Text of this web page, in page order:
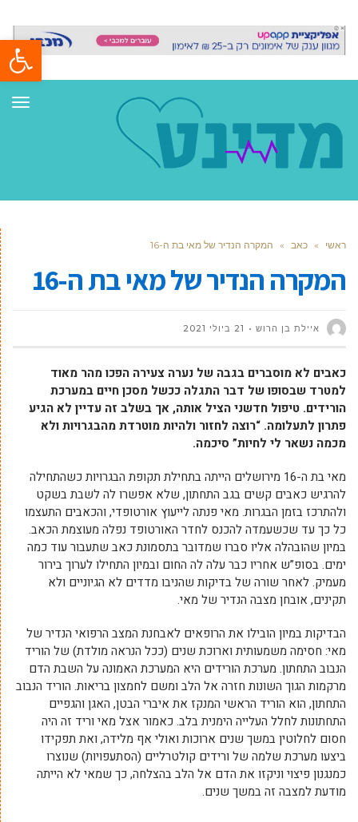
פתח
ראשי » כאב » המקרה הנדיר של מאי בת ה-16
המקרה הנדיר של מאי בת ה-16
איילת בן הרוש 21 ביולי 2021
כאבים לא מוסברים בגבה של נערה צעירה הפכו מהר מאוד
למטרד שבסופו של דבר התגלה ככשל מסכן חיים במערכת
הורידים. טיפול חדשני הציל אותה, אך בשלב זה עדיין לא הגיע
פתרון לתעלומה. “רוצה לחזור ולהיות מוטרדת מהבגרויות ולא
מכמה נשאר לי לחיות” סיכמה.
מאי בת ה-16 מירושלים הייתה בתחילת תקופת הבגרויות כשהתחילה
להרגיש כאבים קשים בגב התחתון, שלא אפשרו לה לשבת בשקט
ולהתרכז בזמן הבגרות. מאי פנתה לייעוץ אורטופדי, והכאבים התעצמו
כל כך עד שכשעמדה להכנס לחדר האורטופד נפלה מעוצמת הכאב.
במיון שהובהלה אליו סברו שמדובר בתסמונת כאב שתעבור עוד כמה
ימים. בסופ”ש אחריו כבר עלה לה החום ובמיון התחילו לערוך בירור
מעמיק. לאחר שורה של בדיקות שהניבו מדדים לא הגיוניים ולא
תקינים, אובחן מצבה הנדיר של מאי.
הבדיקות במיון הובילו את הרופאים לאבחנת המצב הרפואי הנדיר של
מאי: חסימה משמעותית וארוכת שנים (ככל הנראה מולדת) של הוריד
הנבוב התחתון. מערכת הורידים היא המערכת האמונה על השבת הדם
מרקמות הגוך השונות חזרה אל הלב ומשם לחמצון בריאות. הוריד הנבוב
התחתון, הוא הוריד הראשי המנקז את איברי הבטן, האגן והגפיים
התחתונות לחלל העלייה הימנית בלב. כאמור אצל מאי וריד זה היה
חסום לחלוטין במשך שנים ארוכות ואולי אף מלידה, ואת תפקידו
ביצעו מערכת שלמה של ורידים קולטרליים (הסתעפויות) שנוצרו
כמנגנון פיצוי וניקזו את הדם אל הלב בהצלחה, כך שמאי לא הייתה
מודעת למצבה זה במשך שנים.